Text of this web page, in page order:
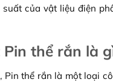
suất của vật liệu điện
thể rắn là
Pin thể rắn là một loại